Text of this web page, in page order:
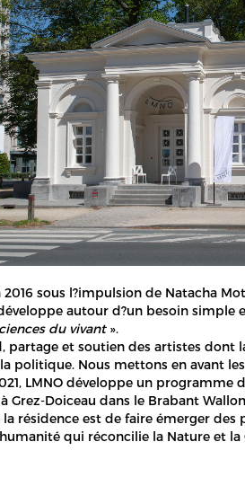
2016 sous l?impulsion de Natacha
autour d?un besoin simple
du vivant ».
partage et soutien des artistes
politique. Nous mettons en avant
LMNO développe un
Grez-Doiceau dans le Brabant
résidence est de faire émerger
qui réconcilie la Nature et la